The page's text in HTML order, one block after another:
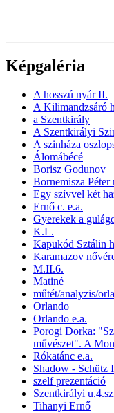
Képgaléria
A hosszú nyár II.
A Kilimandzsáró
a Szentkirály
A Szentkirályi
A szinháza
Álomábécé
Borisz Godunov
Bornemisza Péter
Egy szívvel két
Ernő c. e.a.
Gyerekek a
K.L.
Kapukód Sztálin
Karamazov
M.II.6.
Matiné
műtét/analyzis/
Orlando
Orlando e.a.
Porogi Dorka:
művészet". A
Rókatánc e.a.
Shadow - Schütz
szelf prezentáció
Szentkirályi
Tihanyi Ernő